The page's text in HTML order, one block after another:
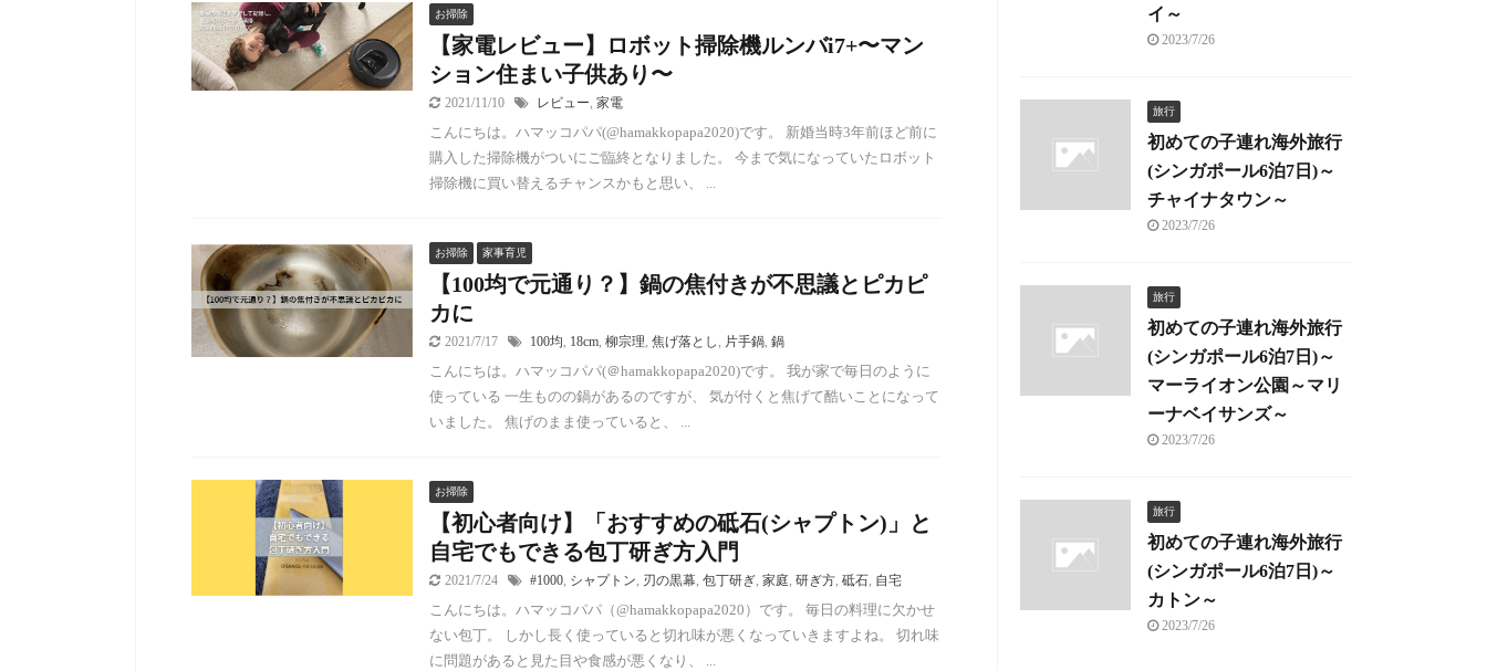
お掃除
【家電レビュー】ロボット掃除機ルンバi7+〜マン
ション住まい子供あり〜
2021/11/10 レビュー, 家電
こんにちは。ハマッコパパ(@hamakkopapa2020)です。 新婚当時3年前ほど前に
購入した掃除機がついにご臨終となりました。 今まで気になっていたロボット
掃除機に買い替えるチャンスかもと思い、 ...
お掃除 家事育児
【100均で元通り？】鍋の焦付きが不思議とピカピ
カに
2021/7/17 100均, 18cm, 柳宗理, 焦げ落とし , 片手鍋, 鍋
こんにちは。ハマッコパパ(＠hamakkopapa2020)です。 我が家で毎日のように
使っている 一生ものの鍋があるのですが、 気が付くと焦げて酷いことになって
いました。 焦げのまま使っていると、 ...
お掃除
【初心者向け】「おすすめの砥石(シャプトン)」と
自宅でもできる包丁研ぎ方入門
2021/7/24 #1000, シャプトン, 刃の黒幕, 包丁研ぎ, 家庭, 研ぎ方, 砥石, 自宅
こんにちは。ハマッコパパ（@hamakkopapa2020）です。 毎日の料理に欠かせ
ない包丁。 しかし長く使っていると切れ味が悪くなっていきますよね。 切れ味
に問題があると見た目や食感が悪くなり、 ...
イ～
2023/7/26
旅行
初めての子連れ海外旅行
(シンガポール6泊7日)～
チャイナタウン～
2023/7/26
旅行
初めての子連れ海外旅行
(シンガポール6泊7日)～
マーライオン公園～マリ
ーナベイサンズ～
2023/7/26
旅行
初めての子連れ海外旅行
(シンガポール6泊7日)～
カトン～
2023/7/26